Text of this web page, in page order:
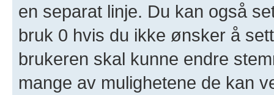
en separat linje. Du kan også
bruk 0 hvis du ikke ønsker å
brukeren skal kunne endre
mange av mulighetene de kan